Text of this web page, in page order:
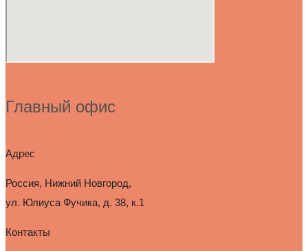
Главный офис
Адрес
Россия, Нижний Новгород,
ул. Юлиуса Фучика, д. 38, к.1
Контакты